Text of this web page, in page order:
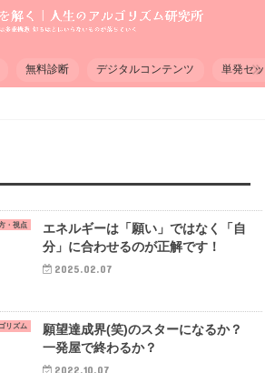
無料診断 デジタルコンテンツ 単発セ
・視点
エネルギーは「願い」ではなく「自
分」に合わせるのが正解です！
2025.02.07
リズム
願望達成界(笑)のスターになるか？
一発屋で終わるか？
2022.10.07